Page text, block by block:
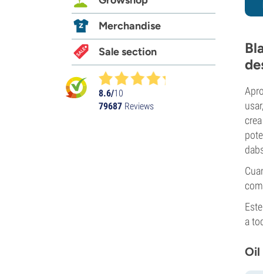
a
Oil
Merchandise
Sale section
8.6/10
79687 Reviews